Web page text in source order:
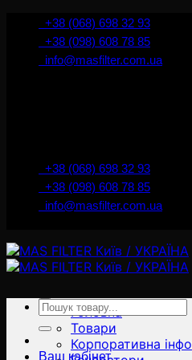
İçeriğe+38 (068) 698 32 93
+38 (098) 608 78 85
info@masfilter.com.ua
+38 (068) 698 32 93
+38 (098) 608 78 85
info@masfilter.com.ua
Головна
Товари
Корпоративна
Ara:
Ваш кабінет